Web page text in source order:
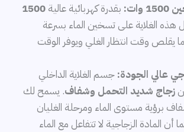
وات:
بقدرة كهربائية عالية1500
هذه الغلاية على تسخين الماء بسرعة
يقلص وقت انتظار الغلي ويوفر الوقت
عالي الجودة: جسم الغلاية الداخلي
زجاج شديد التحمل وشفاف. يسمح لك
برؤية مستوى الماء ومرحلة الغليان
أن المادة الزجاجية لا تتفاعل مع الماء